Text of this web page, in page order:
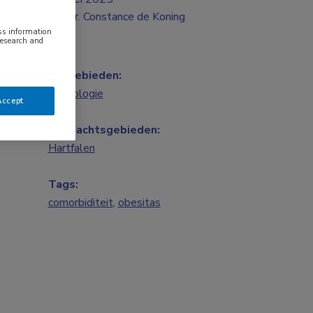
Mr. Constance de Koning
Vakgebieden:
Cardiologie
Aandachtsgebieden:
Hartfalen
Tags:
comorbiditeit, obesitas
information
and